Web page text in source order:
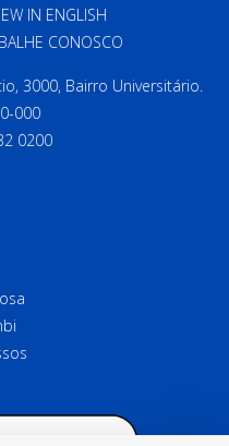
IN ENGLISH
CONOSCO
3000, Bairro Universitário.
000
0200